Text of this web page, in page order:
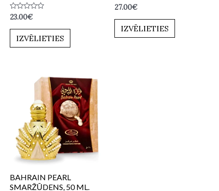
Novērtēts
ar
0
23.00€
IZVĒLIETIES
Novērtēts
ar
0
27.00€
IZVĒLIETIES
BAHRAIN PEARL
SMARŽŪDENS, 50 ML.